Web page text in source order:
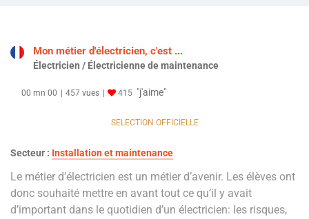
Mon métier d'électricien, c'est ...
Électricien / Électricienne de maintenance
00 mn 00 457 vues 415 "j'aime"
SELECTION OFFICIELLE
Secteur : Installation et maintenance
Le métier d’électricien est un métier d’avenir. Les élèves ont
donc souhaité mettre en avant tout ce qu’il y avait
d’important dans le quotidien d’un électricien: les risques,